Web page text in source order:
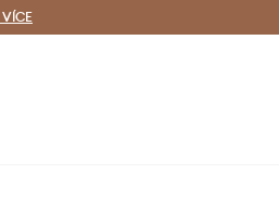
VÍCE